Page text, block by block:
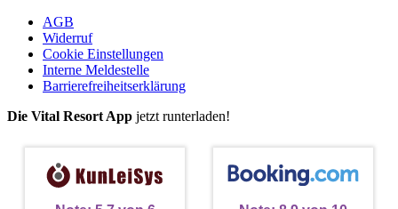
AGB
Widerruf
Cookie Einstellungen
Interne Meldestelle
Barrierefreiheitserklärung
Die Vital Resort App jetzt runterladen!